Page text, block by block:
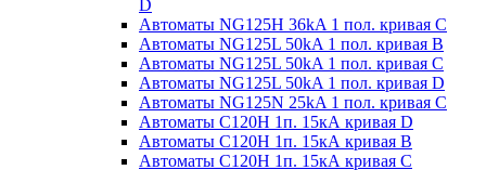
D
Автоматы NG125H 36kA 1 пол. кривая C
Автоматы NG125L 50kA 1 пол. кривая B
Автоматы NG125L 50kA 1 пол. кривая C
Автоматы NG125L 50kA 1 пол. кривая D
Автоматы NG125N 25kA 1 пол. кривая C
Автоматы С120H 1п. 15кА кривая D
Автоматы С120H 1п. 15кА кривая В
Автоматы С120H 1п. 15кА кривая С